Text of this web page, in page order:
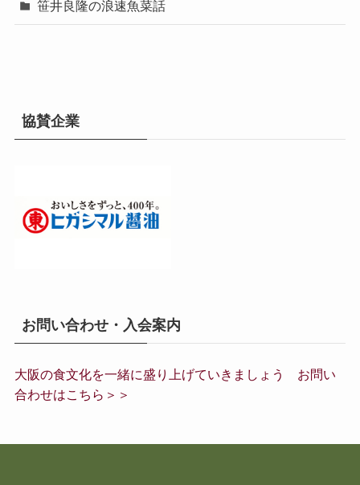
笹井良隆の浪速魚菜話
協賛企業
お問い合わせ・入会案内
大阪の食文化を一緒に盛り上げていきましょう お問い
合わせはこちら＞＞